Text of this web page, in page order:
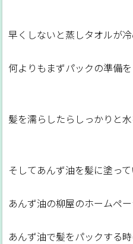
早くしないと蒸しタオルが
何よりもまずパックの準備を
髪を濡らしたらしっかりと水
そしてあんず油を髪に塗って
あんず油の柳屋のホームペ
あんず油で髪をパックする